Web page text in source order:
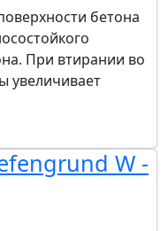
бетона
При втирании во
увеличивает
W -